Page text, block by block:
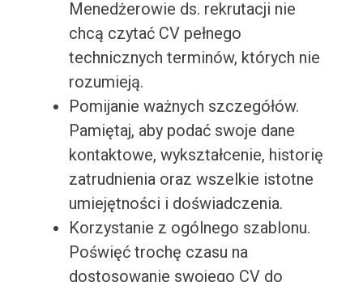
Menedżerowie ds. rekrutacji nie
chcą czytać CV pełnego
technicznych terminów, których nie
rozumieją.
Pomijanie ważnych szczegółów.
Pamiętaj, aby podać swoje dane
kontaktowe, wykształcenie, historię
zatrudnienia oraz wszelkie istotne
umiejętności i doświadczenia.
Korzystanie z ogólnego szablonu.
Poświęć trochę czasu na
dostosowanie swojego CV do